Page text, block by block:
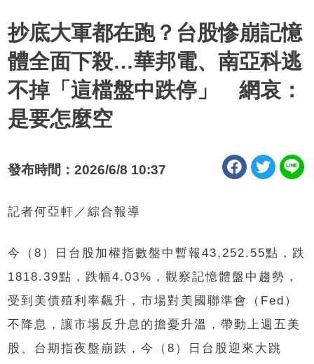
抄底大軍都在跑？台股慘崩記憶
體全面下殺…華邦電、南亞科逃
不掉「這檔盤中跌停」 網哀：
是要怎麼空
發布時間：2026/6/8 10:37
記者何亞軒／綜合報導
今（8）日台股加權指數盤中暫報43,252.55點，跌
1818.39點，跌幅4.03%，觀察記憶體盤中趨勢，
受到美債殖利率飆升，市場對美國聯準會（Fed）
不降息，讓市場反升息的擔憂升溫，帶動上週五美
股、台期指夜盤崩跌，今（8）日台股迎來大跳